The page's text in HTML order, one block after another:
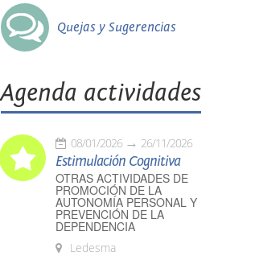
Quejas y Sugerencias
Agenda actividades
08/01/2026 26/11/2026
Estimulación Cognitiva
OTRAS ACTIVIDADES DE
PROMOCIÓN DE LA
AUTONOMÍA PERSONAL Y
PREVENCIÓN DE LA
DEPENDENCIA
Ledesma